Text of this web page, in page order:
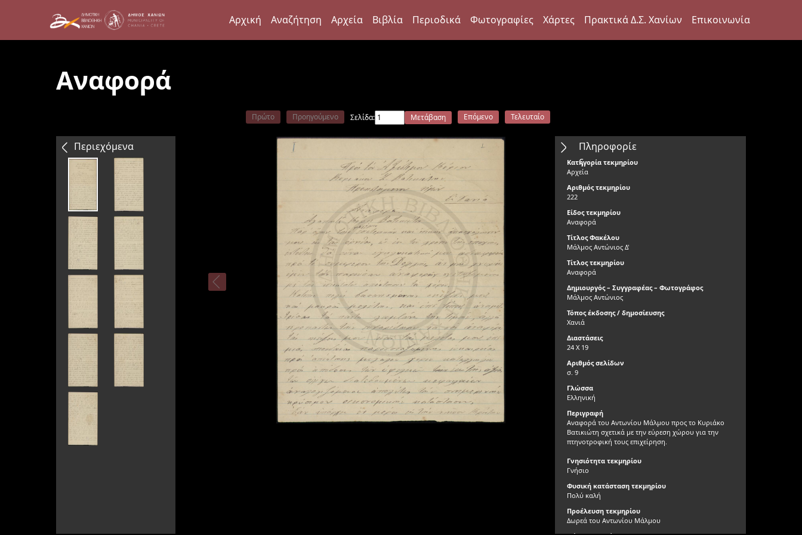
Αρχική Αναζήτηση Αρχεία Βιβλία Περιοδικά Φωτογραφίες Χάρτες Πρακτικά Δ.Σ. Χανίων Επικοινωνία
Αναφορά
Περιεχόμενα
Πρώτο Προηγούμενο Σελίδα: Μετάβαση Επόμενο Τελευταίο
Πληροφορίε
ς
Κατηγορία τεκμηρίου
Αρχεία
Αριθμός τεκμηρίου
222
Είδος τεκμηρίου
Αναφορά
Τίτλος Φακέλου
Μάλμος Αντώνιος Δ'
Τίτλος τεκμηρίου
Αναφορά
Δημιουργός – Συγγραφέας – Φωτογράφος
Μάλμος Αντώνιος
Τόπος έκδοσης / δημοσίευσης
Χανιά
Διαστάσεις
24 Χ 19
Αριθμός σελίδων
σ. 9
Γλώσσα
Ελληνική
Περιγραφή
Αναφορά του Αντωνίου Μάλμου προς το Κυριάκο
Βατικιώτη σχετικά με την εύρεση χώρου για την
πτηνοτροφική τους επιχείρηση.
Γνησιότητα τεκμηρίου
Γνήσιο
Φυσική κατάσταση τεκμηρίου
Πολύ καλή
Προέλευση τεκμηρίου
Δωρεά του Αντωνίου Μάλμου